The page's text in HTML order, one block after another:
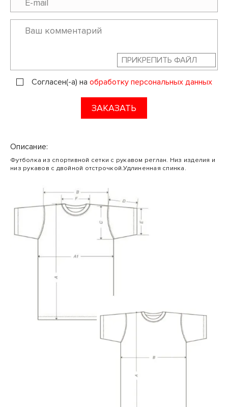
ПРИКРЕПИТЬ ФАЙЛ
Согласен(-а) на обработку персональных данных
ЗАКАЗАТЬ
Описание:
Футболка из спортивной сетки с рукавом реглан. Низ изделия и
низ рукавов с двойной отстрочкой.Удлиненная спинка.